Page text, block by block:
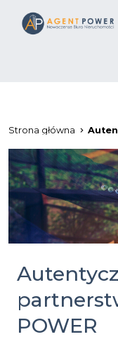
Strona główna
POWER